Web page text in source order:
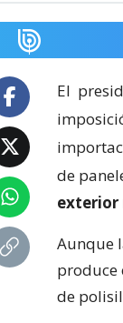
El
de
exterior
Aunque
produce
de